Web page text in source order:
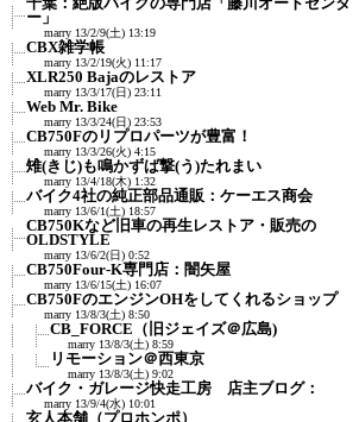
ー」
marry 13/2/9(土) 13:19
CBX雑学帳
marry 13/2/19(火) 11:17
XLR250 Bajaのレストア
marry 13/3/17(日) 23:11
Web Mr. Bike
marry 13/3/24(日) 23:53
CB750Fのリプロパーツが豊富！
marry 13/3/26(火) 4:15
雉(きじ)も鳴かずば撃(う)たれまい
marry 13/4/18(木) 1:32
バイク4社の純正部品通販：ケーエス商会
marry 13/6/1(土) 18:57
CB750Kなど旧車の再生レストア・販売の
OLDSTYLE
marry 13/6/2(日) 0:52
CB750Four-K専門店：闇矢屋
marry 13/6/15(土) 16:07
CB750FのエンジンOHをしてくれるショップ
marry 13/8/3(土) 8:50
CB_FORCE（旧ジェイズ＠広島)
marry 13/8/3(土) 8:59
リモーション＠西東京
marry 13/8/3(土) 9:02
バイク・ガレージ快走工房 店主ブログ：
marry 13/9/4(水) 10:01
玄人本舗（プロホンポ）